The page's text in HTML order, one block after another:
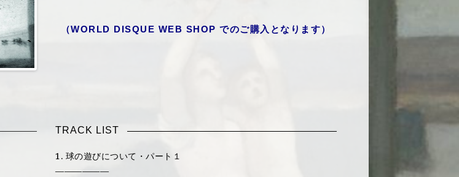
（WORLD DISQUE WEB SHOP でのご購入となります）
TRACK LIST
1. 球の遊びについて・パート１
——————